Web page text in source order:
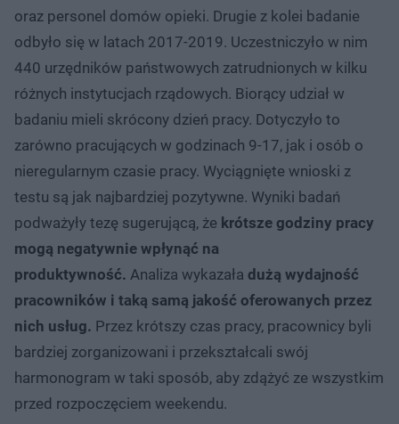
oraz personel domów opieki. Drugie z kolei badanie
odbyło się w latach 2017-2019. Uczestniczyło w nim
440 urzędników państwowych zatrudnionych w kilku
różnych instytucjach rządowych. Biorący udział w
badaniu mieli skrócony dzień pracy. Dotyczyło to
zarówno pracujących w godzinach 9-17, jak i osób o
nieregularnym czasie pracy. Wyciągnięte wnioski z
testu są jak najbardziej pozytywne. Wyniki badań
podważyły tezę sugerującą, że krótsze godziny pracy
mogą negatywnie wpłynąć na
produktywność. Analiza wykazała dużą wydajność
pracowników i taką samą jakość oferowanych przez
nich usług. Przez krótszy czas pracy, pracownicy byli
bardziej zorganizowani i przekształcali swój
harmonogram w taki sposób, aby zdążyć ze wszystkim
przed rozpoczęciem weekendu.